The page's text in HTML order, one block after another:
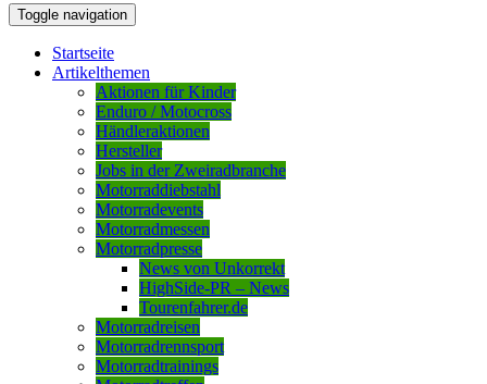
Toggle navigation
Startseite
Artikelthemen
Aktionen für Kinder
Enduro / Motocross
Händleraktionen
Hersteller
Jobs in der Zweiradbranche
Motorraddiebstahl
Motorradevents
Motorradmessen
Motorradpresse
News von Unkorrekt
HighSide-PR – News
Tourenfahrer.de
Motorradreisen
Motorradrennsport
Motorradtrainings